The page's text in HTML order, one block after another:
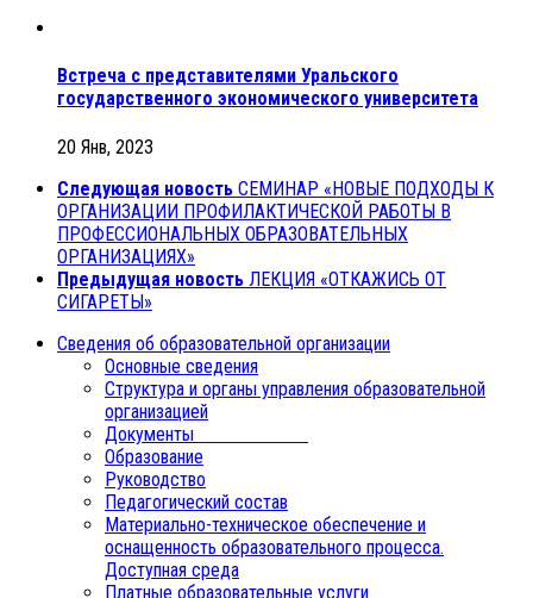
Встреча с представителями Уральского
государственного экономического университета
20 Янв, 2023
Следующая новость СЕМИНАР «НОВЫЕ ПОДХОДЫ К
ОРГАНИЗАЦИИ ПРОФИЛАКТИЧЕСКОЙ РАБОТЫ В
ПРОФЕССИОНАЛЬНЫХ ОБРАЗОВАТЕЛЬНЫХ
ОРГАНИЗАЦИЯХ»
Предыдущая новость ЛЕКЦИЯ «ОТКАЖИСЬ ОТ
СИГАРЕТЫ»
Сведения об образовательной организации
Основные сведения
Структура и органы управления образовательной
организацией
Документы
Образование
Руководство
Педагогический состав
Материально-техническое обеспечение и
оснащенность образовательного процесса.
Доступная среда
Платные образовательные услуги